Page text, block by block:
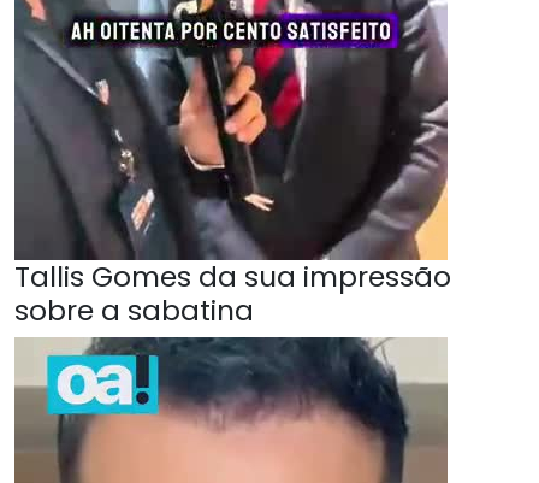
Tallis Gomes da sua impressão
sobre a sabatina